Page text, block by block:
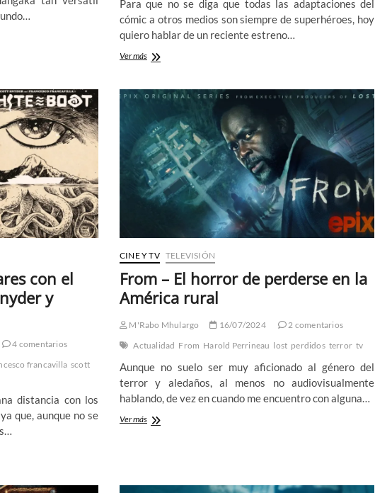
Para que no se diga que todas las adaptaciones del
cómic a otros medios son siempre de superhéroes, hoy
quiero hablar de un reciente estreno…
Ver másRevival,
de
Norton
cobra
nueva
vida
en
televisión
con el
y
4 comentarios
francavilla scott
distancia con los
que, aunque no se
CINE Y TV TELEVISIÓN
From – El horror de perderse en la
América rural
M'Rabo Mhulargo 16/07/2024
2 comentarios
Actualidad From Harold Perrineau lost perdidos terror tv
Aunque no suelo ser muy aficionado al género del
terror y aledaños, al menos no audiovisualmente
hablando, de vez en cuando me encuentro con alguna…
Ver másFrom